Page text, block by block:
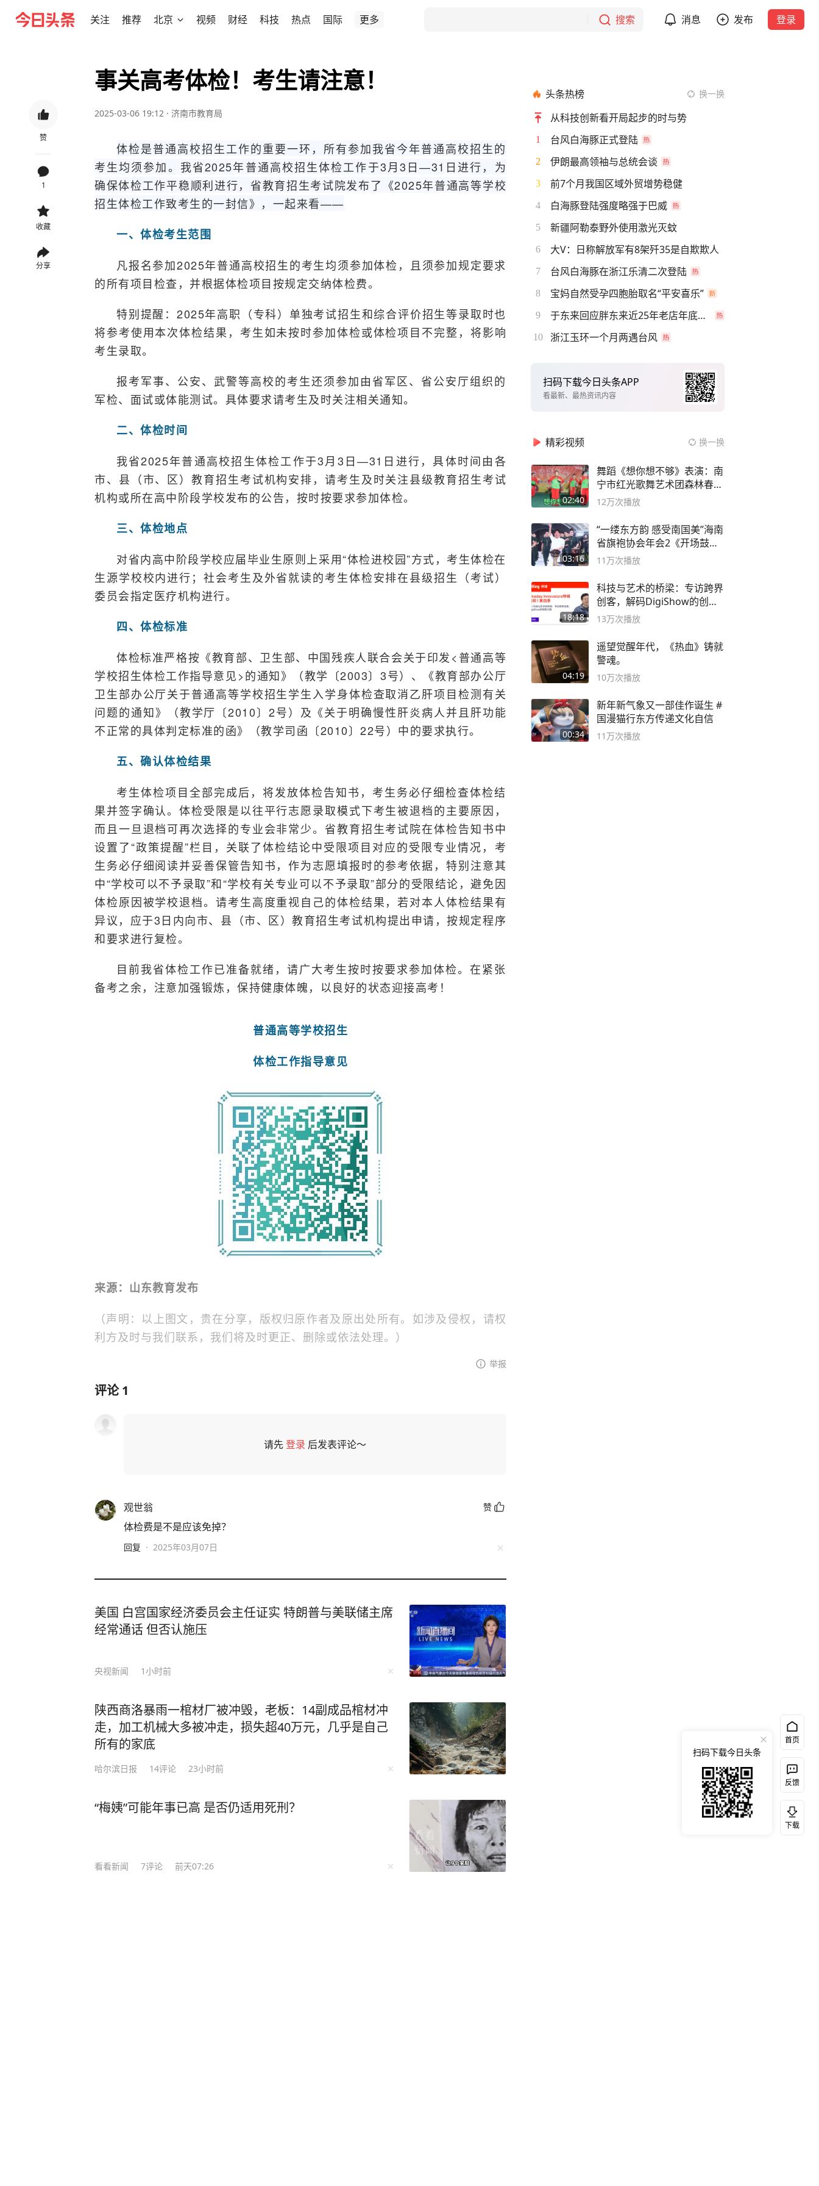
关注 推荐 北京 视频 财经 科技 热点 国际 更多 搜索 消息 发布 登录
赞
1
收藏
分享
事关高考体检！考生请注意！
2025-03-06 19:12 · 济南市教育局
体检是普通高校招生工作的重要一环，所有参加我省今年普通高校招生的
考生均须参加。我省2025年普通高校招生体检工作于3月3日—31日进行，为
确保体检工作平稳顺利进行，省教育招生考试院发布了《2025年普通高等学校
招生体检工作致考生的一封信》，一起来看——
一、体检考生范围
凡报名参加2025年普通高校招生的考生均须参加体检，且须参加规定要求
的所有项目检查，并根据体检项目按规定交纳体检费。
特别提醒：2025年高职（专科）单独考试招生和综合评价招生等录取时也
将参考使用本次体检结果，考生如未按时参加体检或体检项目不完整，将影响
考生录取。
报考军事、公安、武警等高校的考生还须参加由省军区、省公安厅组织的
军检、面试或体能测试。具体要求请考生及时关注相关通知。
二、体检时间
我省2025年普通高校招生体检工作于3月3日—31日进行，具体时间由各
市、县（市、区）教育招生考试机构安排，请考生及时关注县级教育招生考试
机构或所在高中阶段学校发布的公告，按时按要求参加体检。
三、体检地点
对省内高中阶段学校应届毕业生原则上采用“体检进校园”方式，考生体检在
生源学校校内进行；社会考生及外省就读的考生体检安排在县级招生（考试）
委员会指定医疗机构进行。
四、体检标准
体检标准严格按《教育部、卫生部、中国残疾人联合会关于印发<普通高等
学校招生体检工作指导意见>的通知》（教学〔2003〕3号）、《教育部办公厅
卫生部办公厅关于普通高等学校招生学生入学身体检查取消乙肝项目检测有关
问题的通知》（教学厅〔2010〕2号）及《关于明确慢性肝炎病人并且肝功能
不正常的具体判定标准的函》（教学司函〔2010〕22号）中的要求执行。
五、确认体检结果
考生体检项目全部完成后，将发放体检告知书，考生务必仔细检查体检结
果并签字确认。体检受限是以往平行志愿录取模式下考生被退档的主要原因，
而且一旦退档可再次选择的专业会非常少。省教育招生考试院在体检告知书中
设置了“政策提醒”栏目，关联了体检结论中受限项目对应的受限专业情况，考
生务必仔细阅读并妥善保管告知书，作为志愿填报时的参考依据，特别注意其
中“学校可以不予录取”和“学校有关专业可以不予录取”部分的受限结论，避免因
体检原因被学校退档。请考生高度重视自己的体检结果，若对本人体检结果有
异议，应于3日内向市、县（市、区）教育招生考试机构提出申请，按规定程序
和要求进行复检。
目前我省体检工作已准备就绪，请广大考生按时按要求参加体检。在紧张
备考之余，注意加强锻炼，保持健康体魄，以良好的状态迎接高考！
普通高等学校招生
体检工作指导意见
来源：山东教育发布
（声明：以上图文，贵在分享，版权归原作者及原出处所有。如涉及侵权，请权
利方及时与我们联系，我们将及时更正、删除或依法处理。）
举报
评论1
请先登录 后发表评论～
观世翁 赞
体检费是不是应该免掉？
回复 · 2025年03月07日
美国 白宫国家经济委员会主任证实 特朗普与美联储主席
经常通话 但否认施压
央视新闻 1小时前
陕西商洛暴雨一棺材厂被冲毁，老板：14副成品棺材冲
走，加工机械大多被冲走，损失超40万元，几乎是自己
所有的家底
哈尔滨日报 14评论 23小时前
“梅姨”可能年事已高 是否仍适用死刑？
看看新闻 7评论 前天07:26
头条热榜 换一换
从科技创新看开局起步的时与势
1 台风白海豚正式登陆
2 伊朗最高领袖与总统会谈
3 前7个月我国区域外贸增势稳健
4 白海豚登陆强度略强于巴威
5 新疆阿勒泰野外使用激光灭蚊
6 大V：日称解放军有8架歼35是自欺欺人
7 台风白海豚在浙江乐清二次登陆
8 宝妈自然受孕四胞胎取名“平安喜乐”
9 于东来回应胖东来近25年老店年底关闭
10 浙江玉环一个月两遇台风
扫码下载今日头条APP
看最新、最热资讯内容
精彩视频 换一换
02:40
舞蹈《想你想不够》表演：南
宁市红光歌舞艺术团森林春红
舞蹈队。
12万次播放
03:16
“一缕东方韵 感受南国美”海南
省旗袍协会年会2《开场鼓》
二团
11万次播放
18:18
科技与艺术的桥梁：专访跨界
创客，解码DigiShow的创新
之路
13万次播放
04:19
遥望觉醒年代，《热血》铸就
警魂。
10万次播放
00:34
新年新气象又一部佳作诞生 #
国漫猫行东方传递文化自信
11万次播放
首页
反馈
下载
扫码下载今日头条